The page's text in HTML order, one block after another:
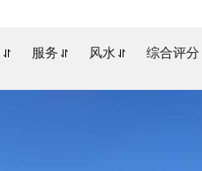
服务 风水 综合评分